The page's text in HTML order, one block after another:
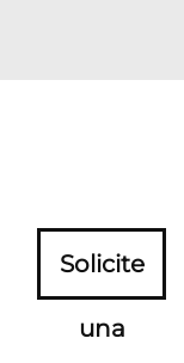
Solicite
una